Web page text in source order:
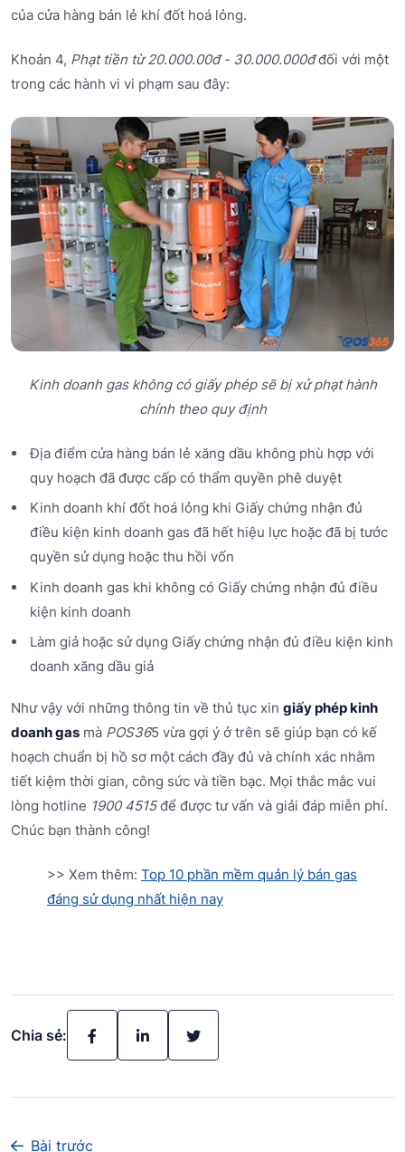
của cửa hàng bán lẻ khí đốt hoá lỏng.
Khoản 4, Phạt tiền từ 20.000.00đ - 30.000.000đđối với một
trong các hành vi vi phạm sau đây:
Kinh doanh gas không có giấy phép sẽ bị xử phạt hành
chính theo quy định
Địa điểm cửa hàng bán lẻ xăng dầu không phù hợp với
quy hoạch đã được cấp có thẩm quyền phê duyệt
Kinh doanh khí đốt hoá lỏng khi Giấy chứng nhận đủ
điều kiện kinh doanh gas đã hết hiệu lực hoặc đã bị tước
quyền sử dụng hoặc thu hồi vốn
Kinh doanh gas khi không có Giấy chứng nhận đủ điều
kiện kinh doanh
Làm giả hoặc sử dụng Giấy chứng nhận đủ điều kiện kinh
doanh xăng dầu giả
Như vậy với những thông tin về thủ tục xin giấy phép kinh
doanh gas mà POS365 vừa gợi ý ở trên sẽ giúp bạn có kế
hoạch chuẩn bị hồ sơ một cách đầy đủ và chính xác nhằm
tiết kiệm thời gian, công sức và tiền bạc. Mọi thắc mắc vui
lòng hotline 1900 4515để được tư vấn và giải đáp miễn phí.
Chúc bạn thành công!
>> Xem thêm: Top 10 phần mềm quản lý bán gas
đáng sử dụng nhất hiện nay
Chia sẻ:
Bài trước